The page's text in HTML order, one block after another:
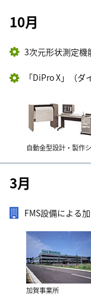
10月
3次元形状測定機
「DiPro X」（
自動金型設計・製作
3月
FMS設備による
加賀事業所